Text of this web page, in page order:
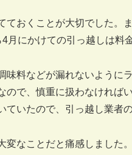
ておくことが大切でした。
月にかけての引っ越しは料
味料などが漏れないように
ので、慎重に扱わなければ
いたので、引っ越し業者
変なことだと痛感しました